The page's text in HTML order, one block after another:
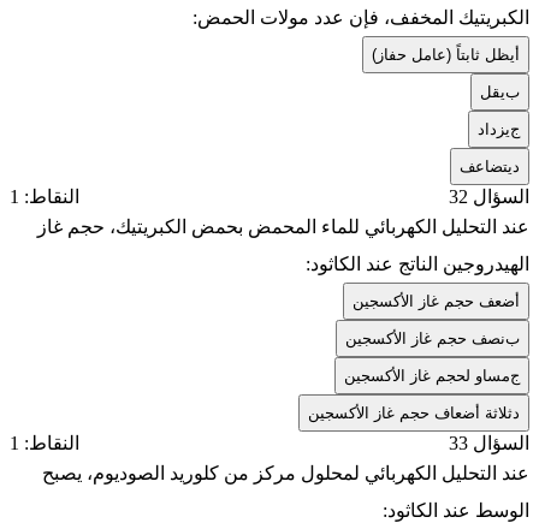
الكبريتيك المخفف، فإن عدد مولات الحمض:
يظل ثابتاً (عامل حفاز)
بيقل
جیزداد
يتضاعف
السؤال 32
النقاط: 1
عند التحليل الكهربائي للماء المحمض بحمض الكبريتيك، حجم غاز
الهيدروجين الناتج عند الكاثود:
ضعف حجم غاز الأكسجين
بنصف حجم غاز الأكسجين
جمساو لحجم غاز الأكسجين
ثلاثة أضعاف حجم غاز الأكسجين
السؤال 33
النقاط: 1
عند التحليل الكهربائي لمحلول مركز من كلوريد الصوديوم، يصبح
الوسط عند الكاثود: